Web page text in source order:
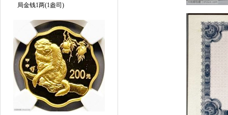
局金钱1两(1盎司)